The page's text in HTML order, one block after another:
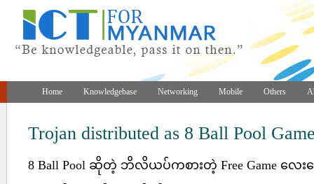
Home Knowledgebase Networking Mobile Others
Trojan distributed as 8 Ball Pool
8 Ball Pool ဆိုတဲ့ ဘိလိယပ်ကစားတဲ့ Free Game လေ